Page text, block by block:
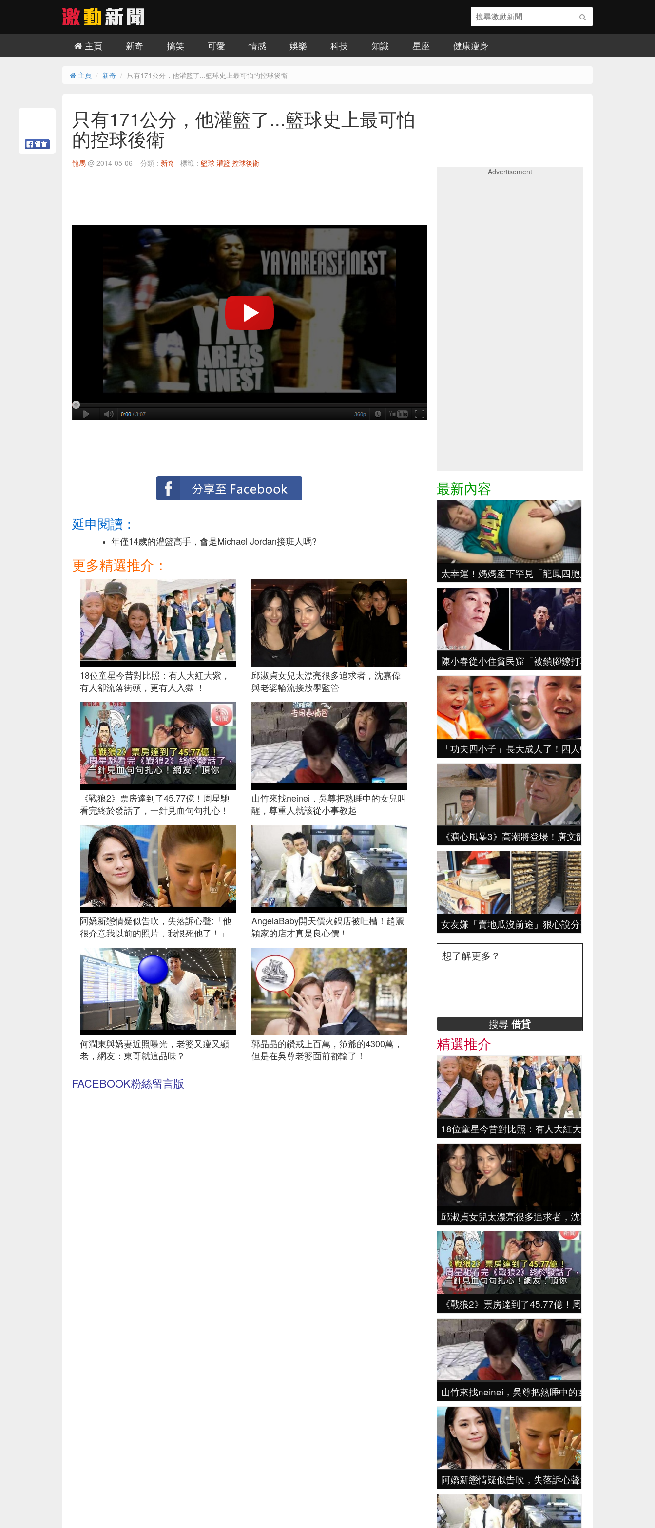
主頁 新奇 搞笑 可愛 情感 娛樂 科技 知識 星座 健康瘦身
主頁 新奇 只有171公分，他灌籃了...籃球史上最可怕的控球後衛
只有171公分，他灌籃了...籃球史上最可怕
的控球後衛
龍馬 @ 2014-05-06 分類： 新奇 標籤： 籃球 灌籃 控球後衛
延申閱讀：
年僅14歲的灌籃高手，會是Michael Jordan接班人嗎?
更多精選推介：
18位童星今昔對比照：有人大紅大紫，
有人卻流落街頭，更有人入獄 ！
邱淑貞女兒太漂亮很多追求者，沈嘉偉
與老婆輪流接放學監管
《戰狼2》票房達到了45.77億！周星馳
看完終於發話了，一針見血句句扎心！
網友：頂你
山竹來找neinei，吳尊把熟睡中的女兒叫
醒，尊重人就該從小事教起
阿嬌新戀情疑似告吹，失落訴心聲:「他
很介意我以前的照片，我恨死他了！」
AngelaBaby開天價火鍋店被吐槽！趙麗
穎家的店才真是良心價！
何潤東與嬌妻近照曝光，老婆又瘦又顯
老，網友：東哥就這品味？
郭晶晶的鑽戒上百萬，笵爺的4300萬，
但是在吳尊老婆面前都輸了！
FACEBOOK粉絲留言版
Advertisement
最新內容
太幸運！媽媽產下罕見「龍鳳四胞胎」，70萬分之
陳小春從小住貧民窟「被鎖腳鐐打耳光」！他忍淚
「功夫四小子」長大成人了！四人中只有「他」最
《溏心風暴3》高潮將登場！唐文龍跟陳敏之偷情是
女友嫌「賣地瓜沒前途」狠心說分手，地瓜哥拼4
想了解更多？
搜尋 借貸
精選推介
18位童星今昔對比照：有人大紅大紫，有人卻流落
邱淑貞女兒太漂亮很多追求者，沈嘉偉與老婆輪流
《戰狼2》票房達到了45.77億！周星馳看完終於發
山竹來找neinei，吳尊把熟睡中的女兒叫醒，尊重
阿嬌新戀情疑似告吹，失落訴心聲:「他很介意我以